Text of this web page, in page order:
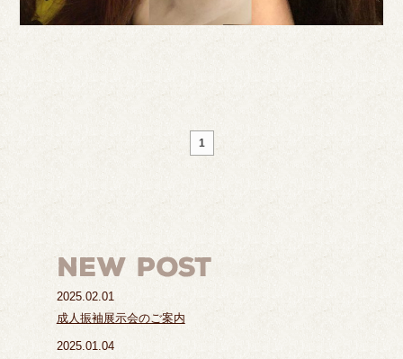
1
2025.02.01
成人振袖展示会のご案内
2025.01.04